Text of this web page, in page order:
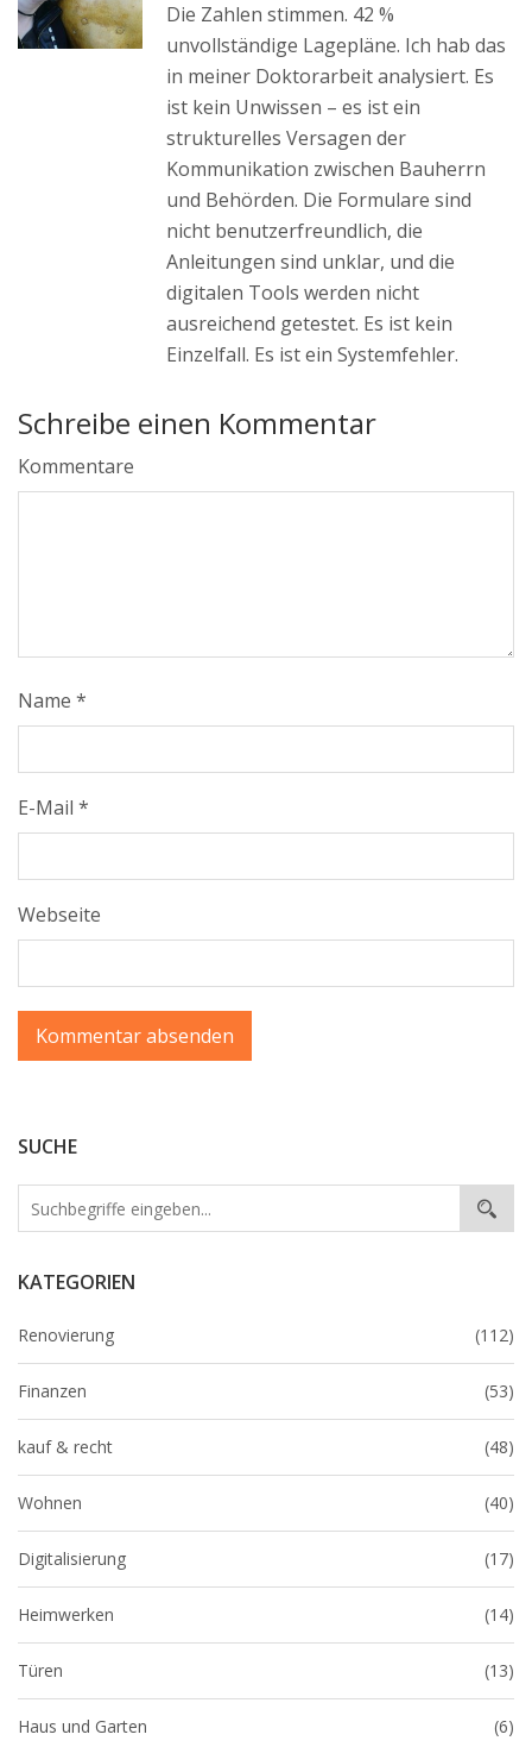
SUCHE
KATEGORIEN
Renovierung (112)
Finanzen (53)
kauf & recht (48)
Wohnen (40)
Digitalisierung (17)
Heimwerken (14)
Türen (13)
Haus und Garten (6)
Die Zahlen stimmen. 42 %
unvollständige Lagepläne. Ich hab das
in meiner Doktorarbeit analysiert. Es
ist kein Unwissen – es ist ein
strukturelles Versagen der
Kommunikation zwischen Bauherrn
und Behörden. Die Formulare sind
nicht benutzerfreundlich, die
Anleitungen sind unklar, und die
digitalen Tools werden nicht
ausreichend getestet. Es ist kein
Einzelfall. Es ist ein Systemfehler.
Schreibe einen Kommentar
Kommentare
Name *
E-Mail *
Webseite